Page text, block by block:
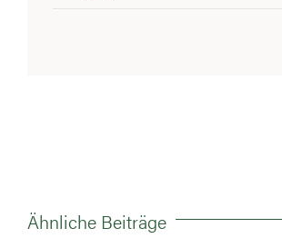
Ähnliche Beiträge